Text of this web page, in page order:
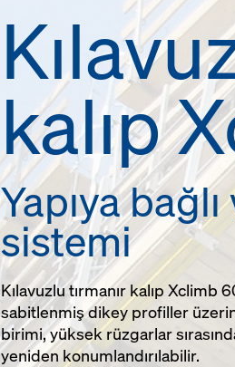
kalıp
Yapıya
sistemi
Kılavuzlu tırmanır kalıp Xclimb
sabitlenmiş dikey profiller
birimi, yüksek rüzgarlar
yeniden konumlandırılabilir.